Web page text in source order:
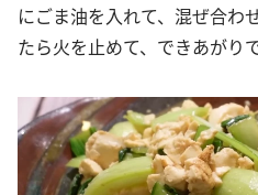
にごま油を入れて、混ぜ合わ
たら火を止めて、できあがりで